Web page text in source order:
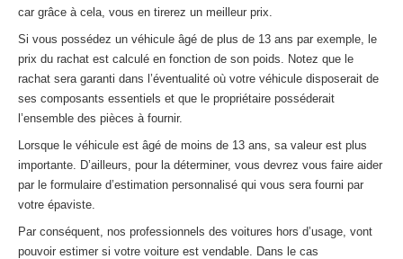
car grâce à cela, vous en tirerez un meilleur prix.
Si vous possédez un véhicule âgé de plus de 13 ans par exemple, le
prix du rachat est calculé en fonction de son poids. Notez que le
rachat sera garanti dans l’éventualité où votre véhicule disposerait de
ses composants essentiels et que le propriétaire posséderait
l’ensemble des pièces à fournir.
Lorsque le véhicule est âgé de moins de 13 ans, sa valeur est plus
importante. D’ailleurs, pour la déterminer, vous devrez vous faire aider
par le formulaire d’estimation personnalisé qui vous sera fourni par
votre épaviste.
Par conséquent, nos professionnels des voitures hors d’usage, vont
pouvoir estimer si votre voiture est vendable. Dans le cas